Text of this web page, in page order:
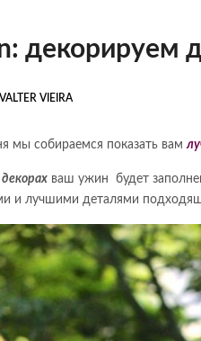
декорируем
VALTER VIEIRA
мы собираемся показать вам
декорах ваш ужин будет
и лучшими деталями